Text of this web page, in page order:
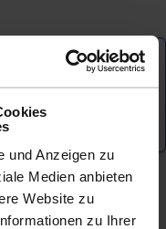
und Anzeigen zu
Medien anbieten
Website zu
zu Ihrer
nur für
...zur